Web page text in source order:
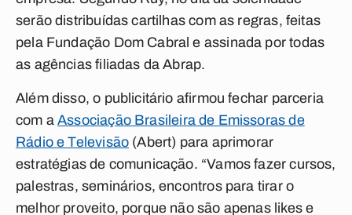
serão distribuídas cartilhas com as regras, feitas
pela Fundação Dom Cabral e assinada por todas
as agências filiadas da Abrap.
Além disso, o publicitário afirmou fechar parceria
com aAssociação Brasileira de Emissoras de
Rádio e Televisão (Abert) para aprimorar
estratégias de comunicação. “Vamos fazer cursos,
palestras, seminários, encontros para tirar o
melhor proveito, porque não são apenas likes e